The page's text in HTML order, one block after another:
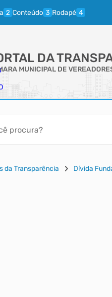
Conteúdo Rodapé
DA
MUNICIPAL DE
da Transparência Dívida